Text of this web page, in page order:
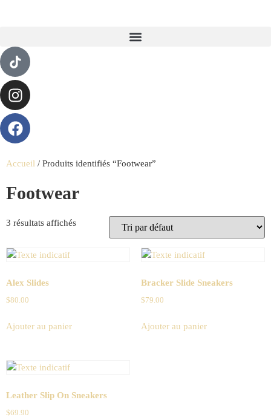
Accueil / Produits identifiés “Footwear”
Footwear
3 résultats affichés
Alex Slides
$80.00
Ajouter au panier
Bracker Slide Sneakers
$79.00
Ajouter au panier
Leather Slip On Sneakers
$69.90